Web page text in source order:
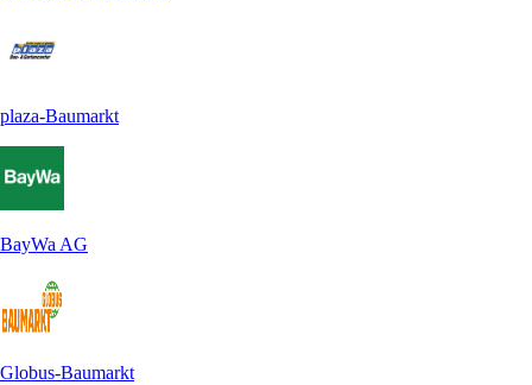
plaza-Baumarkt
BayWa AG
Globus-Baumarkt